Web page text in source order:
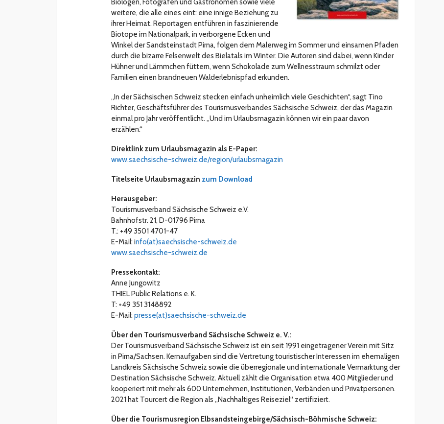
Biologen, Fotografen und Gastronomen sowie viele
weitere, die alle eines eint: eine innige Beziehung zu
ihrer Heimat. Reportagen entführen in faszinierende
Biotope im Nationalpark, in verborgene Ecken und
Winkel der Sandsteinstadt Pirna, folgen dem Malerweg im Sommer und einsamen Pfaden
durch die bizarre Felsenwelt des Bielatals im Winter. Die Autoren sind dabei, wenn Kinder
Hühner und Lämmchen füttern, wenn Schokolade zum Wellnesstraum schmilzt oder
Familien einen brandneuen Walderlebnispfad erkunden.
„In der Sächsischen Schweiz stecken einfach unheimlich viele Geschichten“, sagt Tino
Richter, Geschäftsführer des Tourismusverbandes Sächsische Schweiz, der das Magazin
einmal pro Jahr veröffentlicht. „Und im Urlaubsmagazin können wir ein paar davon
erzählen.“
Direktlink zum Urlaubsmagazin als E-Paper:
www.saechsische-schweiz.de/region/urlaubsmagazin
Titelseite Urlaubsmagazin zum Download
Herausgeber:
Tourismusverband Sächsische Schweiz e.V.
Bahnhofstr. 21, D-01796 Pirna
T.: +49 3501 4701-47
E-Mail: info(at)saechsische-schweiz.de
www.saechsische-schweiz.de
Pressekontakt:
Anne Jungowitz
THIEL Public Relations e. K.
T: +49 351 3148892
E-Mail: presse(at)saechsische-schweiz.de
Über den Tourismusverband Sächsische Schweiz e. V.:
Der Tourismusverband Sächsische Schweiz ist ein seit 1991 eingetragener Verein mit Sitz
in Pirna/Sachsen. Kernaufgaben sind die Vertretung touristischer Interessen im ehemaligen
Landkreis Sächsische Schweiz sowie die überregionale und internationale Vermarktung der
Destination Sächsische Schweiz. Aktuell zählt die Organisation etwa 400 Mitglieder und
kooperiert mit mehr als 600 Unternehmen, Institutionen, Verbänden und Privatpersonen.
2021 hat Tourcert die Region als „Nachhaltiges Reiseziel“ zertifiziert.
Über die Tourismusregion Elbsandsteingebirge/Sächsisch-Böhmische Schweiz: